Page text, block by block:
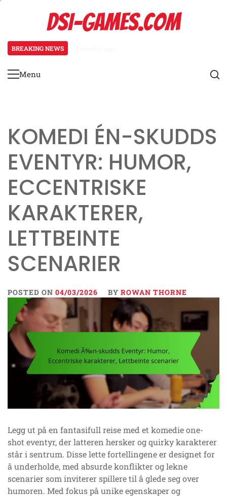
DSI-GAMES.COM
BREAKING NEWS
Primary
Menu
KOMEDI ÉN-SKUDDS
EVENTYR: HUMOR,
ECCENTRISKE
KARAKTERER,
LETTBEINTE
SCENARIER
POSTED ON 04/03/2026 BY ROWAN THORNE
Legg ut på en fantasifull reise med et komedie one-
shot eventyr, der latteren hersker og quirky karakterer
står i sentrum. Disse lette fortellingene er designet for
å underholde, med absurde konflikter og lekne
scenarier som inviterer spillere til å glede seg over
humoren. Med fokus på unike egenskaper og